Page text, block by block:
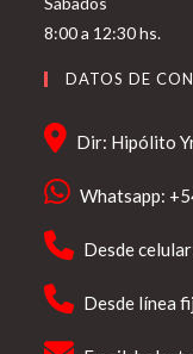
8:00 a 12:30 hs.
DATOS DE
Dir: Hipólito
Whatsapp:
Desde
Desde línea